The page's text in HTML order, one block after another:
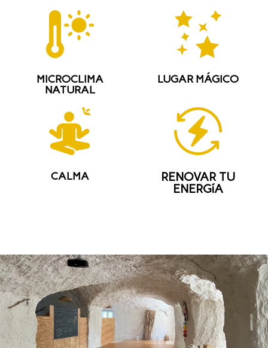
MICROCLIMA
NATURAL
LUGAR MÁGICO
CALMA
RENOVAR TU
ENERGíA